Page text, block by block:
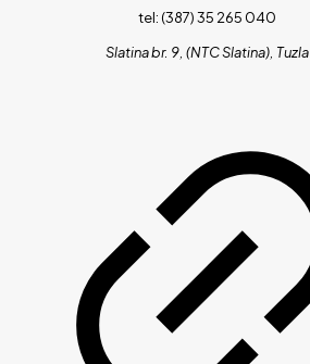
tel: (387) 35 265 040
Slatina br. 9, (NTC Slatina), Tuzla